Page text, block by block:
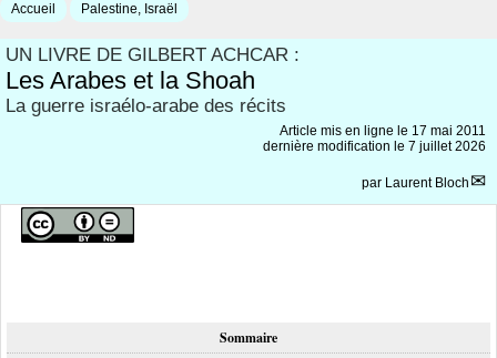
Accueil Palestine, Israël
UN LIVRE DE GILBERT ACHCAR :
Les Arabes et la Shoah
La guerre israélo-arabe des récits
Article mis en ligne le 17 mai 2011
dernière modification le 7 juillet 2026
par Laurent Bloch
Sommaire